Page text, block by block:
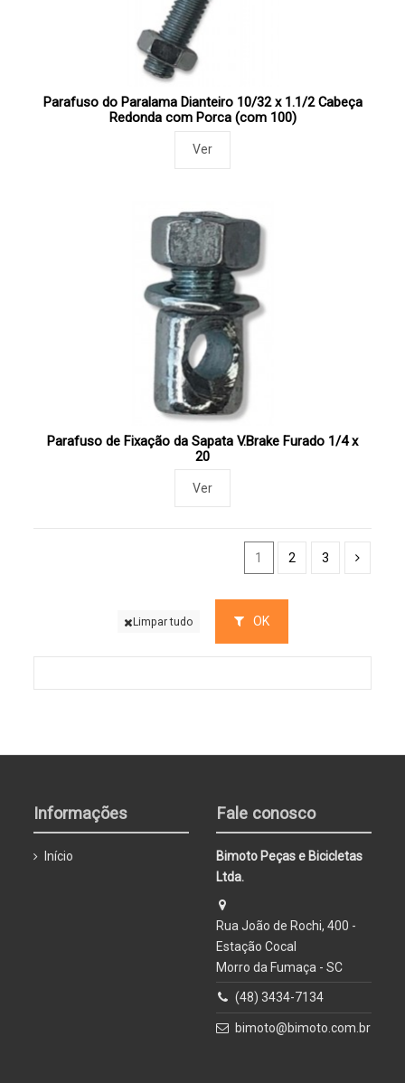
Parafuso do Paralama Dianteiro 10/32 x 1.1/2 Cabeça
Redonda com Porca (com 100)
Ver
Parafuso de Fixação da Sapata V.Brake Furado 1/4 x
20
Ver
1 2 3
Limpar tudo OK
Informações
Início
Fale conosco
Bimoto Peças e Bicicletas
Ltda.
Rua João de Rochi, 400 -
Estação Cocal
Morro da Fumaça - SC
(48) 3434-7134
bimoto@bimoto.com.br